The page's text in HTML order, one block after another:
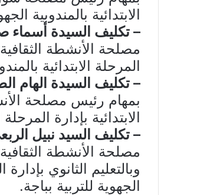
الابتدائية بالمندوبية
– تكليف السيدة أسماء
مصلحة الأنشطة الثقافية
المرحلة الابتدائية
– تكليف السيدة الهام
بمهام رئيس مصلحة
الابتدائية بإدارة
– تكليف السيد نبيل
مصلحة الأنشطة الثقافية
وبالتعليم الثانوي بإدارة
الجهوية للتربية بباجة.